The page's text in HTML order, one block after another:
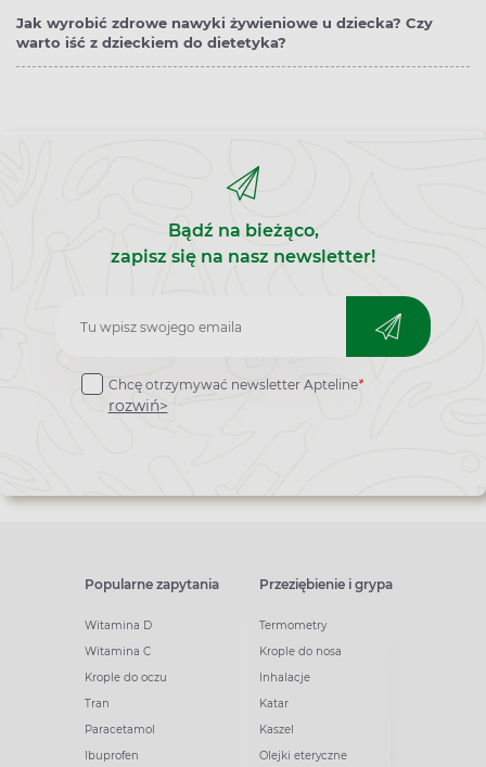
Jak wyrobić zdrowe nawyki żywieniowe u dziecka? Czy
warto iść z dzieckiem do dietetyka?
Bądź na bieżąco,
zapisz się na nasz newsletter!
Zapisz
do
newslettera
Chcę otrzymywać newsletter Apteline*
rozwiń>
Popularne zapytania
Witamina D
Witamina C
Krople do oczu
Tran
Paracetamol
Ibuprofen
Przeziębienie i grypa
Termometry
Krople do nosa
Inhalacje
Katar
Kaszel
Olejki eteryczne